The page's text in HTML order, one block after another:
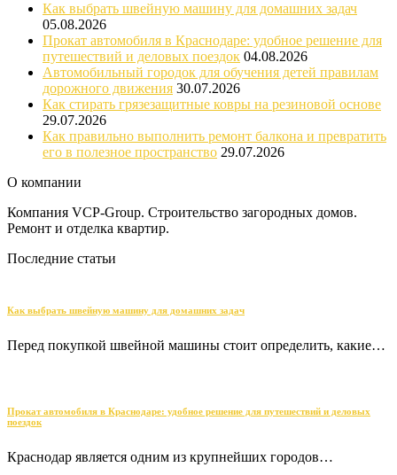
Как выбрать швейную машину для домашних задач
05.08.2026
Прокат автомобиля в Краснодаре: удобное решение для
путешествий и деловых поездок 04.08.2026
Автомобильный городок для обучения детей правилам
дорожного движения 30.07.2026
Как стирать грязезащитные ковры на резиновой основе
29.07.2026
Как правильно выполнить ремонт балкона и превратить
его в полезное пространство 29.07.2026
О компании
Компания VCP-Group. Строительство загородных домов.
Ремонт и отделка квартир.
Последние статьи
Как выбрать швейную машину для домашних задач
Перед покупкой швейной машины стоит определить, какие…
Прокат автомобиля в Краснодаре: удобное решение для путешествий и деловых
поездок
Краснодар является одним из крупнейших городов…